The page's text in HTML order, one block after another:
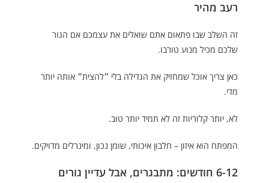
רעב מהיר
זה השלב שבו פתאום אתם שואלים את עצמכם אם הגור
שלכם מכיל מנוע טורבו.
כאן צריך אוכל שמחזיק את הגדילה בלי ״להצית״ אותה יותר
מדי.
לא, יותר קלוריות זה לא תמיד יותר טוב.
המפתח הוא איזון – חלבון איכותי, שומן נכון, ומינרלים מדויקים.
6-12 חודשים: מתבגרים, אבל עדיין גורים